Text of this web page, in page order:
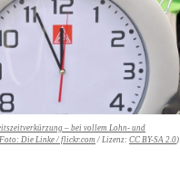
– bei vollem Lohn- und
Die Linke / flickr.com / Lizenz: CC BY-SA 2.0)